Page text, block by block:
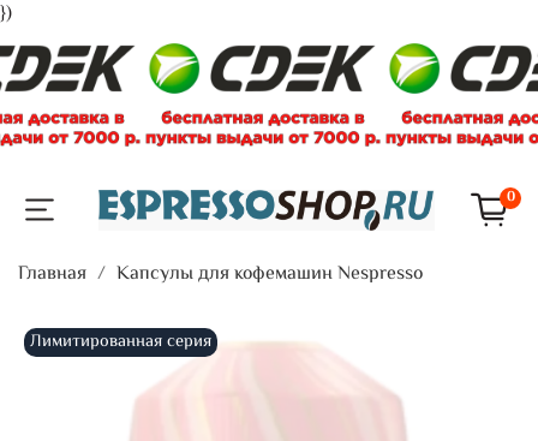
})
0
Главная Капсулы для кофемашин Nespresso
Лимитированная серия